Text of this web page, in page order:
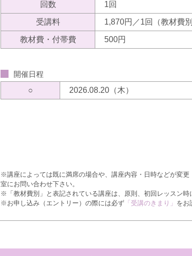
回数 1回
受講料 1,870円／1回（教材費別
教材費・付帯費 500円
開催日程
○
2026.08.20（木）
※講座によっては既に満席の場合や、講座内容・日時などが変
室にお問い合わせ下さい。
※「教材費別」と表記されている講座は、原則、初回レッスン時
※お申し込み（エントリー）の際には必ず 「受講のきまり」 をお